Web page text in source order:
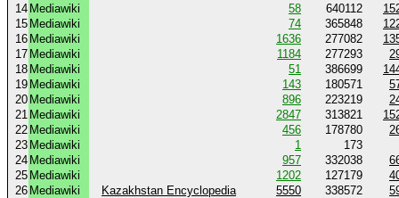
14 Mediawiki 58 640112
15 Mediawiki 74 365848
16 Mediawiki 1636 277082
17 Mediawiki 1184 277293
18 Mediawiki 51 386699
19 Mediawiki 143 180571
20 Mediawiki 896 223219
21 Mediawiki 2847 313821
22 Mediawiki 456 178780
23 Mediawiki 1
173
24 Mediawiki 957 332038
25 Mediawiki 1202 127179
26 Mediawiki Kazakhstan Encyclopedia 5550 338572